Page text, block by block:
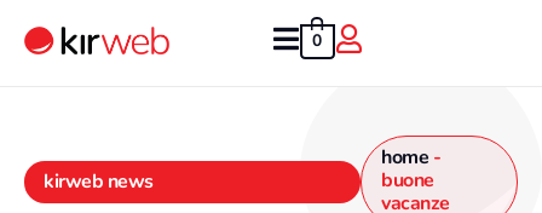
0
kirweb news
home -
buone
vacanze